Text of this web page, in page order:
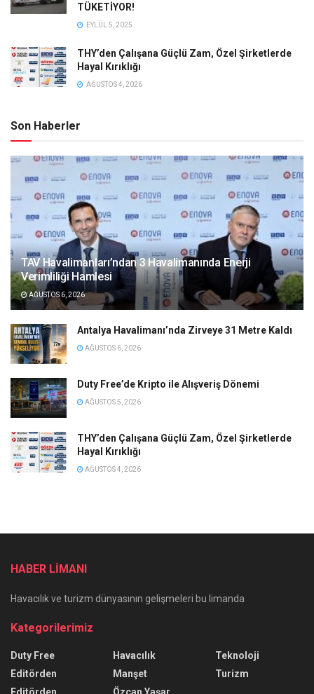
TÜKETİYOR!
EYLÜL 5, 2025
THY’den Çalışana Güçlü Zam, Özel Şirketlerde
Hayal Kırıklığı
AĞUSTOS 4, 2026
Son Haberler
TAV Havalimanları’ndan 3 Havalimanında Enerji
Verimliliği Hamlesi
AĞUSTOS 6, 2026
Antalya Havalimanı’nda Zirveye 31 Metre Kaldı
AĞUSTOS 6, 2026
Duty Free’de Kripto ile Alışveriş Dönemi
AĞUSTOS 5, 2026
THY’den Çalışana Güçlü Zam, Özel Şirketlerde
Hayal Kırıklığı
AĞUSTOS 4, 2026
HABER LİMANI
Havacılık ve turizm dünyasının gelişmeleri bu limanda
Kategorilerimiz
Duty Free
Editörden
Havacılık
Manşet
Teknoloji
Turizm